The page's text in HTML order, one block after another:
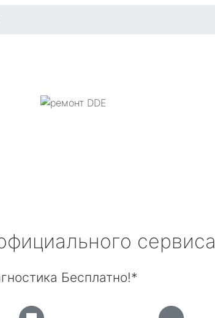
сервиса
Бесплатно!*